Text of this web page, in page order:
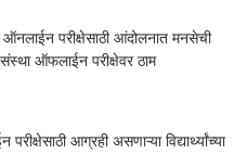
परीक्षेसाठी आंदोलनात मनसेची
ऑफलाईन परीक्षेवर ठाम
आग्रही असणाऱ्या विद्यार्थ्यांच्या